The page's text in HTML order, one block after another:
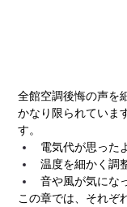
全館空調後悔の声を
かなり限られていま
す。
電気代が思った
温度を細かく調
音や風が気にな
この章では、それぞ